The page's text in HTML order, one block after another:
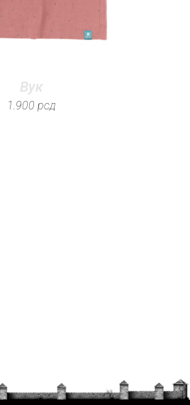
Вук
1.900 рсд